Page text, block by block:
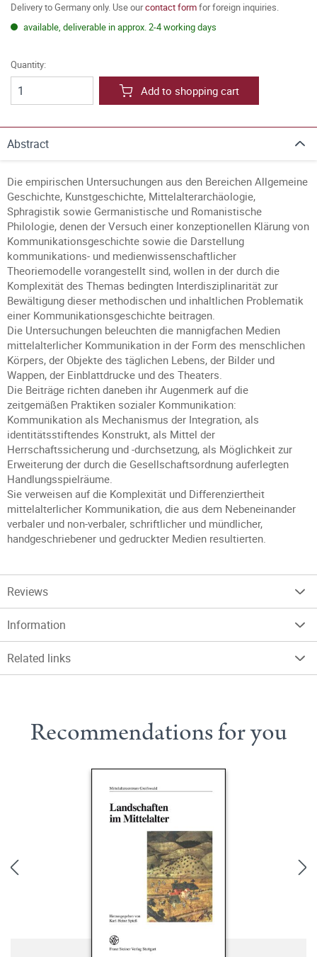
Delivery to Germany only. Use ourcontact formfor foreign inquiries.
available, deliverable in approx. 2-4 working days
Quantity:
Add to shopping cart
Abstract
Die empirischen Untersuchungen aus den Bereichen Allgemeine
Geschichte, Kunstgeschichte, Mittelalterarchäologie,
Sphragistik sowie Germanistische und Romanistische
Philologie, denen der Versuch einer konzeptionellen Klärung von
Kommunikationsgeschichte sowie die Darstellung
kommunikations- und medienwissenschaftlicher
Theoriemodelle vorangestellt sind, wollen in der durch die
Komplexität des Themas bedingten Interdisziplinarität zur
Bewältigung dieser methodischen und inhaltlichen Problematik
einer Kommunikationsgeschichte beitragen.
Die Untersuchungen beleuchten die mannigfachen Medien
mittelalterlicher Kommunikation in der Form des menschlichen
Körpers, der Objekte des täglichen Lebens, der Bilder und
Wappen, der Einblattdrucke und des Theaters.
Die Beiträge richten daneben ihr Augenmerk auf die
zeitgemäßen Praktiken sozialer Kommunikation:
Kommunikation als Mechanismus der Integration, als
identitätsstiftendes Konstrukt, als Mittel der
Herrschaftssicherung und -durchsetzung, als Möglichkeit zur
Erweiterung der durch die Gesellschaftsordnung auferlegten
Handlungsspielräume.
Sie verweisen auf die Komplexität und Differenziertheit
mittelalterlicher Kommunikation, die aus dem Nebeneinander
verbaler und non-verbaler, schriftlicher und mündlicher,
handgeschriebener und gedruckter Medien resultierten.
Reviews
Information
Related links
Recommendations for you